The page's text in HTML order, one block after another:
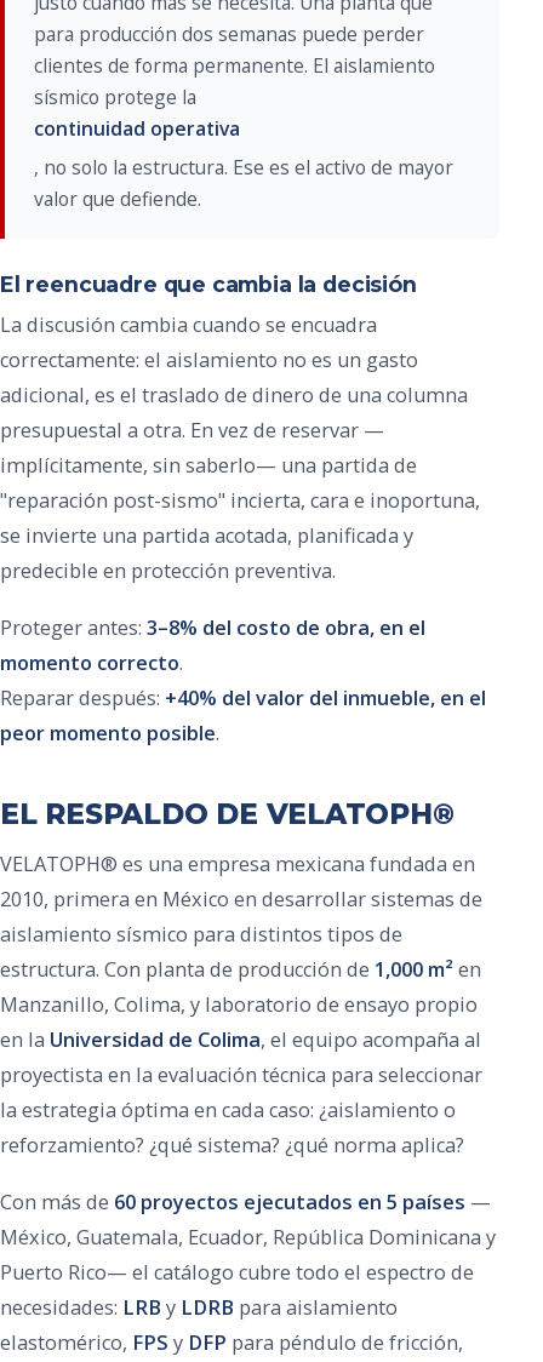
para producción dos semanas puede perder
clientes de forma permanente. El aislamiento
sísmico protege la
continuidad operativa
, no solo la estructura. Ese es el activo de mayor
valor que defiende.
El reencuadre que cambia la decisión
La discusión cambia cuando se encuadra
correctamente: el aislamiento no es un gasto
adicional, es el traslado de dinero de una columna
presupuestal a otra. En vez de reservar —
implícitamente, sin saberlo— una partida de
"reparación post-sismo" incierta, cara e inoportuna,
se invierte una partida acotada, planificada y
predecible en protección preventiva.
Proteger antes: 3–8% del costo de obra, en el
momento correcto.
Reparar después: +40% del valor del inmueble, en el
peor momento posible.
EL RESPALDO DE VELATOPH®
VELATOPH® es una empresa mexicana fundada en
2010, primera en México en desarrollar sistemas de
aislamiento sísmico para distintos tipos de
estructura. Con planta de producción de 1,000 m²en
Manzanillo, Colima, y laboratorio de ensayo propio
en la Universidad de Colima, el equipo acompaña al
proyectista en la evaluación técnica para seleccionar
la estrategia óptima en cada caso: ¿aislamiento o
reforzamiento? ¿qué sistema? ¿qué norma aplica?
Con más de 60 proyectos ejecutados en 5 países —
México, Guatemala, Ecuador, República Dominicana y
Puerto Rico— el catálogo cubre todo el espectro de
necesidades: LRB y LDRB para aislamiento
elastomérico, FPS y DFP para péndulo de fricción,